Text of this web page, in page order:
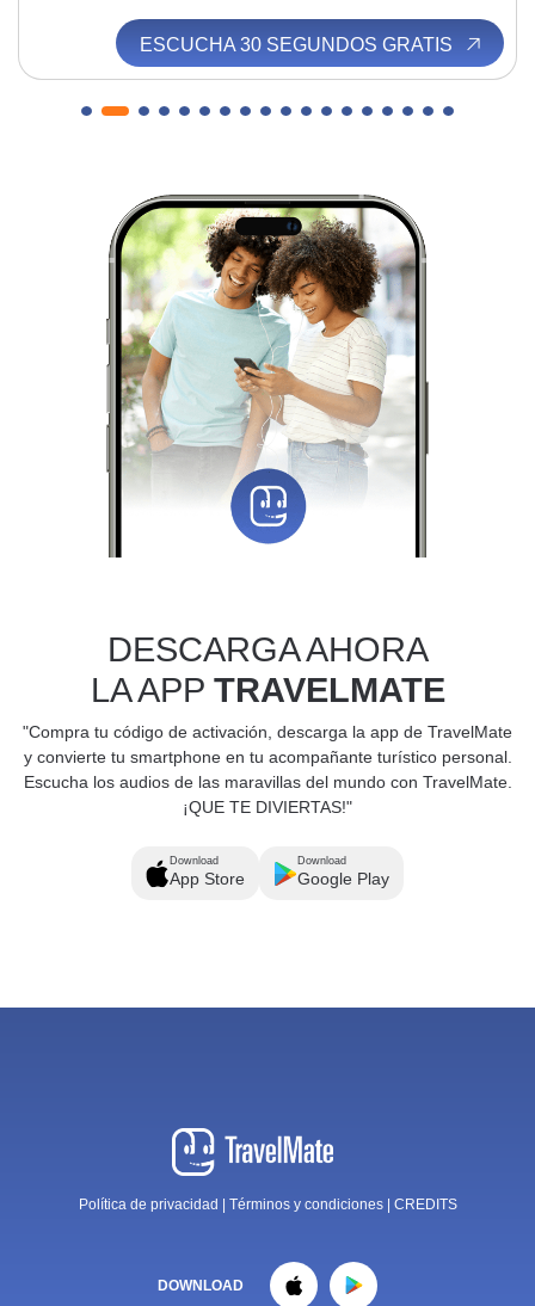
ESCUCHA 30 SEGUNDOS GRATIS
DESCARGA AHORA
LA APP TRAVELMATE
"Compra tu código de activación, descarga la app de TravelMate
y convierte tu smartphone en tu acompañante turístico personal.
Escucha los audios de las maravillas del mundo con TravelMate.
¡QUE TE DIVIERTAS!"
Download
App Store
Download
Google Play
Política de privacidad Términos y condiciones CREDITS
DOWNLOAD